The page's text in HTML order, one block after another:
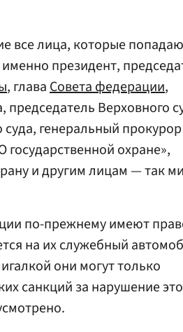
все лица, которые
президент,
, главаСовета федерации,
председатель Верховного
генеральный
государственной охране»,
и другим лицам — так
по-прежнему имеют
на их служебный
они могут только
санкций за нарушение